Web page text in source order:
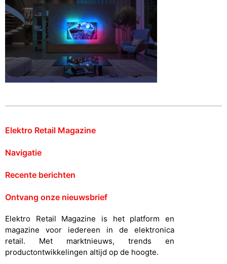
Elektro Retail Magazine
Navigatie
Recente berichten
Ontvang onze nieuwsbrief
Elektro Retail Magazine is het platform en
magazine voor iedereen in de elektronica
retail. Met marktnieuws, trends en
productontwikkelingen altijd op de hoogte.